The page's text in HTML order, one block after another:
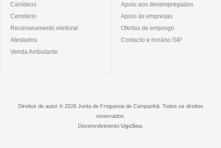
Canídeos
Cemitério
Recenseamento eleitoral
Atestados
Venda Ambulante
Apoio aos desempregados
Apoio às empresas
Ofertas de emprego
Contacto e horário GIP
Direitos de autor © 2026 Junta de Freguesia de Campanhã. Todos os direitos
reservados.
Desenvolvimento UgoSou